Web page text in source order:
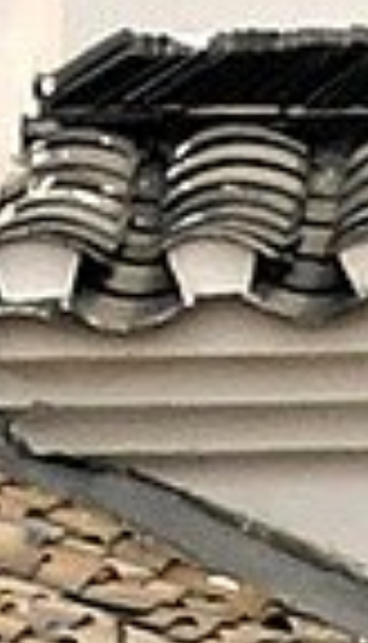
因為旅行，我們可以看到不同
藉由這一切更加認識 — 原來自己
另一面！
就讓我們為您安排最美